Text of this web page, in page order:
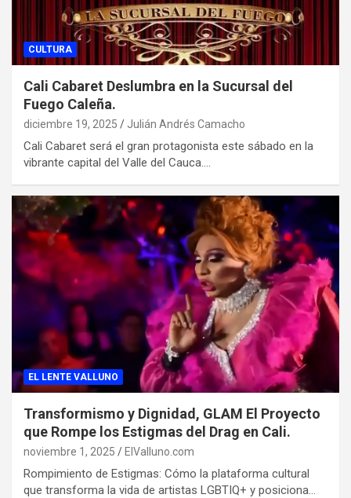
CULTURA
Cali Cabaret Deslumbra en la Sucursal del
Fuego Caleña.
diciembre 19, 2025 Julián Andrés Camacho
Cali Cabaret será el gran protagonista este sábado en la
vibrante capital del Valle del Cauca.…
EL LENTE VALLUNO
Transformismo y Dignidad, GLAM El Proyecto
que Rompe los Estigmas del Drag en Cali.
noviembre 1, 2025 ElValluno.com
Rompimiento de Estigmas: Cómo la plataforma cultural
que transforma la vida de artistas LGBTIQ+ y posiciona…